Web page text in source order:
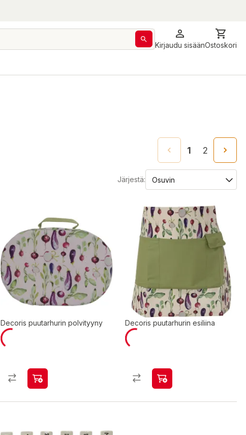
Kirjaudu sisäänOstoskori
1 2
Järjestä:
Decoris puutarhurin polvityyny Decoris puutarhurin esiliina